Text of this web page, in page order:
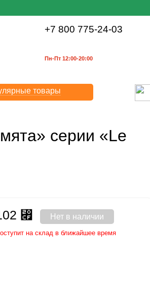
+7 800 775-24-03
Пн-Пт 12:00-20:00
товары
серии «Le
⃏ Нет в наличии
на склад в ближайшее время